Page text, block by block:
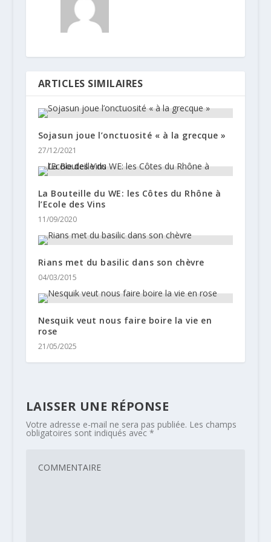
ARTICLES SIMILAIRES
Sojasun joue l’onctuosité « à la grecque »
27/12/2021
La Bouteille du WE: les Côtes du Rhône à
l’Ecole des Vins
11/09/2020
Rians met du basilic dans son chèvre
04/03/2015
Nesquik veut nous faire boire la vie en
rose
21/05/2025
LAISSER UNE RÉPONSE
Votre adresse e-mail ne sera pas publiée. Les champs
obligatoires sont indiqués avec *